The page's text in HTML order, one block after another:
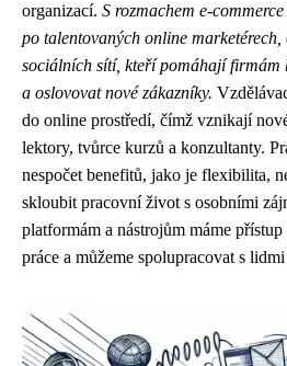
organizací. S rozmachem e-
po talentovaných online
sociálních sítí, kteří pomáhají firmám
a oslovovat nové zákazníky.
do online prostředí, čímž vznikají
lektory, tvůrce kurzů a konzultanty.
nespočet benefitů, jako je flexibilita,
skloubit pracovní život s osobními
platformám a nástrojům máme
práce a můžeme spolupracovat s